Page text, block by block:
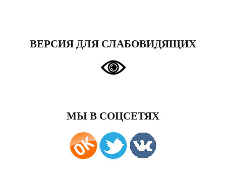
ВЕРСИЯ ДЛЯ СЛАБОВИДЯЩИХ
МЫ В СОЦСЕТЯХ